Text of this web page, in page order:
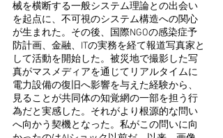
械を横断する一般システム理論との出会い
を起点に、不可視のシステム構造への関心
が生まれた。その後、国際NGOの感染症予
防計画、金融、ITの実務を経て報道写真家と
して活動を開始した。被災地で撮影した写
真がマスメディアを通じてリアルタイムに
電力設備の復旧へ影響を与えた経験から、
見ることが共同体の知覚網の一部を担う行
為だと実感した。それがより根源的な問い
へ向かう契機となった。私がこの問いに向